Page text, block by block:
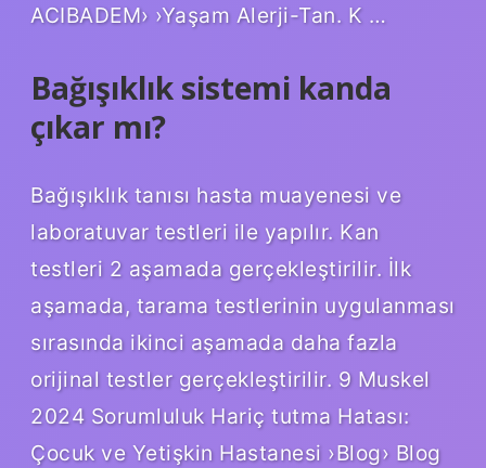
ACIBADEM› ›Yaşam Alerji-Tan. K …
Bağışıklık sistemi kanda
çıkar mı?
Bağışıklık tanısı hasta muayenesi ve
laboratuvar testleri ile yapılır. Kan
testleri 2 aşamada gerçekleştirilir. İlk
aşamada, tarama testlerinin uygulanması
sırasında ikinci aşamada daha fazla
orijinal testler gerçekleştirilir. 9 Muskel
2024 Sorumluluk Hariç tutma Hatası:
Çocuk ve Yetişkin Hastanesi ›Blog› Blog